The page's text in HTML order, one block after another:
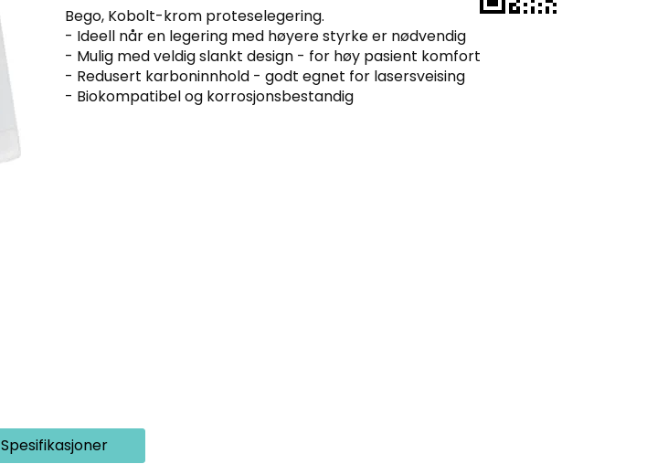
Bego, Kobolt-krom proteselegering.
- Ideell når en legering med høyere styrke er nødvendig
- Mulig med veldig slankt design - for høy pasient komfort
- Redusert karboninnhold - godt egnet for lasersveising
- Biokompatibel og korrosjonsbestandig
Spesifikasjoner